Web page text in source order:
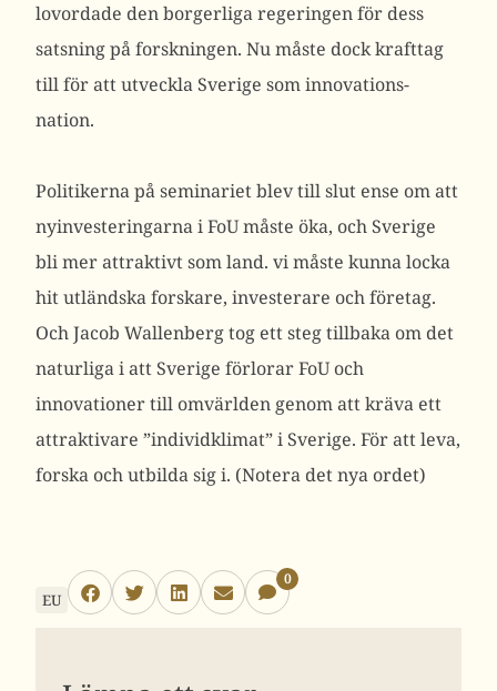
lovordade den borgerliga regeringen för dess
satsning på forskningen. Nu måste dock krafttag
till för att utveckla Sverige som innovations-
nation.
Politikerna på seminariet blev till slut ense om att
nyinvesteringarna i FoU måste öka, och Sverige
bli mer attraktivt som land. vi måste kunna locka
hit utländska forskare, investerare och företag.
Och Jacob Wallenberg tog ett steg tillbaka om det
naturliga i att Sverige förlorar FoU och
innovationer till omvärlden genom att kräva ett
attraktivare ”individklimat” i Sverige. För att leva,
forska och utbilda sig i. (Notera det nya ordet)
EU
0